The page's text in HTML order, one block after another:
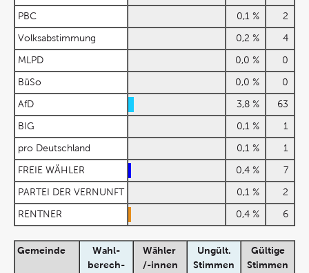
PBC 0,1 % 2
Volksabstimmung 0,2 % 4
MLPD 0,0 % 0
BüSo 0,0 % 0
AfD 3,8 % 63
BIG 0,1 % 1
pro Deutschland 0,1 % 1
FREIE WÄHLER 0,4 % 7
PARTEI DER VERNUNFT 0,1 % 2
RENTNER 0,4 % 6
Gemeinde
Wahl-
berech-
Wähler
/-innen
Ungült.
Stimmen
Gültige
Stimmen